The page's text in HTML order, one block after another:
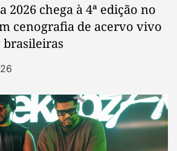
2026 chega à 4ª edição no
cenografia de acervo vivo
brasileiras